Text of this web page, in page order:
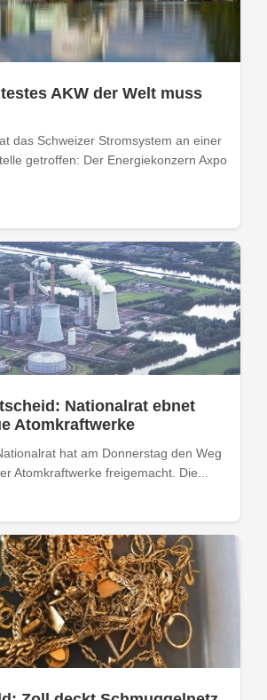
AKW der Welt muss
das Schweizer Stromsystem an einer
getroffen: Der Energiekonzern Axpo
Nationalrat ebnet
Atomkraftwerke
hat am Donnerstag den Weg
Atomkraftwerke freigemacht. Die...